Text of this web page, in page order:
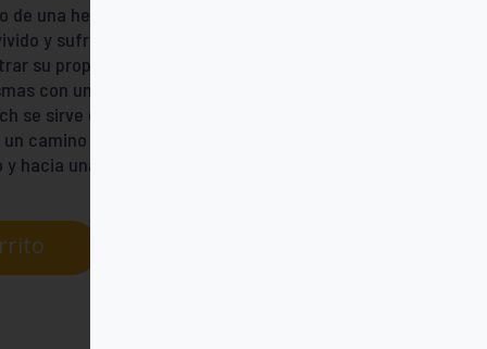
una herencia de milenios de
y sufrido hace que muchas mujeres
su propia voz. Los sentimientos de
con una excesiva e injusta dureza. No
se sirve del ejemplo de María Magdalena
camino que puede conducir a las
hacia una mayor fortaleza.